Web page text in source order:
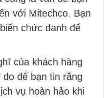
với Mitechco. Bạn
chức danh để
của khách hàng
do để bạn tin rằng
vụ hoàn hảo khi